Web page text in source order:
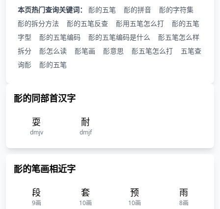
本页热门查询关键词： 耏的五笔 耏的拼音
耏的字符集
耏的拆分方法
耏的五笔反查 耏用五笔怎么打
耏的五笔
字型
耏的五笔编码 耏的五笔编码是什么
耏五笔怎么样
拆分
耏怎么读 耏笔画 耏意思 耏五笔怎么打
五笔查
询耏
耏的五笔
耏的同部首汉字
耍
dmjv
耐
dmjf
耏的笔画相近字
段
9画
套
10画
预
10画
雨
8画